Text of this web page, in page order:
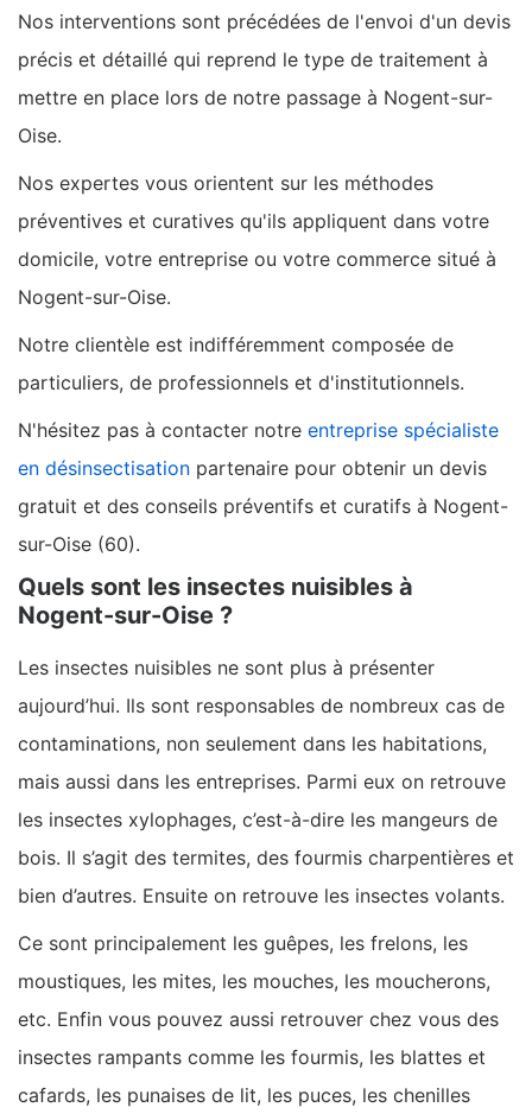
Nos interventions sont précédées de l'envoi d'un devis
précis et détaillé qui reprend le type de traitement à
mettre en place lors de notre passage à Nogent-sur-
Oise.
Nos expertes vous orientent sur les méthodes
préventives et curatives qu'ils appliquent dans votre
domicile, votre entreprise ou votre commerce situé à
Nogent-sur-Oise.
Notre clientèle est indifféremment composée de
particuliers, de professionnels et d'institutionnels.
N'hésitez pas à contacter notre entreprise spécialiste
en désinsectisation partenaire pour obtenir un devis
gratuit et des conseils préventifs et curatifs à Nogent-
sur-Oise (60).
Quels sont les insectes nuisibles à
Nogent-sur-Oise ?
Les insectes nuisibles ne sont plus à présenter
aujourd’hui. Ils sont responsables de nombreux cas de
contaminations, non seulement dans les habitations,
mais aussi dans les entreprises. Parmi eux on retrouve
les insectes xylophages, c’est-à-dire les mangeurs de
bois. Il s’agit des termites, des fourmis charpentières et
bien d’autres. Ensuite on retrouve les insectes volants.
Ce sont principalement les guêpes, les frelons, les
moustiques, les mites, les mouches, les moucherons,
etc. Enfin vous pouvez aussi retrouver chez vous des
insectes rampants comme les fourmis, les blattes et
cafards, les punaises de lit, les puces, les chenilles